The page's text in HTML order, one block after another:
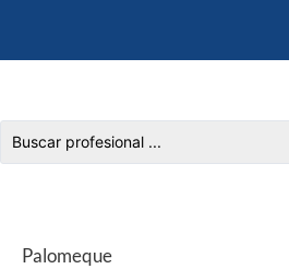
Palomeque